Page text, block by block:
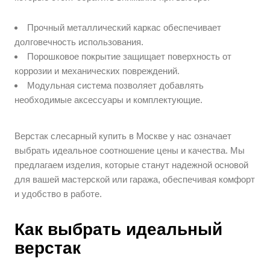
Прочный металлический каркас обеспечивает
долговечность использования.
Порошковое покрытие защищает поверхность от
коррозии и механических повреждений.
Модульная система позволяет добавлять
необходимые аксессуары и комплектующие.
Верстак слесарный купить в Москве у нас означает
выбрать идеальное соотношение цены и качества. Мы
предлагаем изделия, которые станут надежной основой
для вашей мастерской или гаража, обеспечивая комфорт
и удобство в работе.
Как выбрать идеальный
верстак